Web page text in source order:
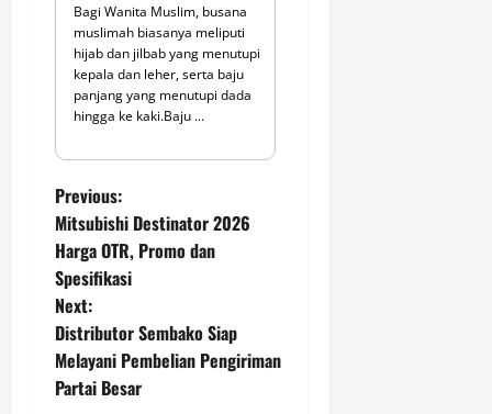
Bagi Wanita Muslim, busana
muslimah biasanya meliputi
hijab dan jilbab yang menutupi
kepala dan leher, serta baju
panjang yang menutupi dada
hingga ke kaki.Baju ...
P
o
s
t
n
Previous:
Mitsubishi Destinator 2026
Harga OTR, Promo dan
Spesifikasi
Next:
Distributor Sembako Siap
Melayani Pembelian Pengiriman
Partai Besar